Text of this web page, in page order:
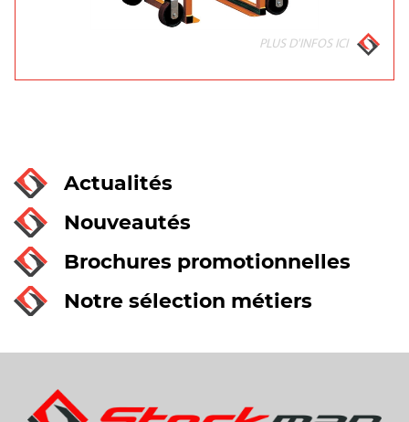
PLUS D'INFOS ICI
Actualités
Nouveautés
Brochures promotionnelles
Notre sélection métiers